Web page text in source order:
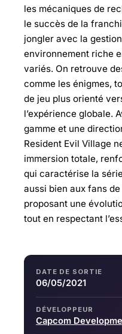
les mécaniques de
le succès de la
jongler avec la
environnement riche
variés. On retrouve
comme les énigmes,
de jeu plus orienté
l’expérience globale.
gamme et une
Resident Evil Village
immersion totale,
qui caractérise la
aussi bien aux fans
proposant une
tout en respectant
DATE DE SORTIE
06/05/2021
DÉVELOPPEUR
Capcom